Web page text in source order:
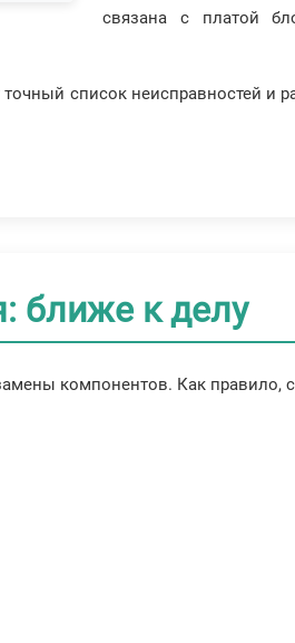
связана с платой
список неисправностей и
ближе к делу
компонентов. Как правило,